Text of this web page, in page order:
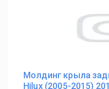
Молдинг крыла
Hilux (2005-2015)